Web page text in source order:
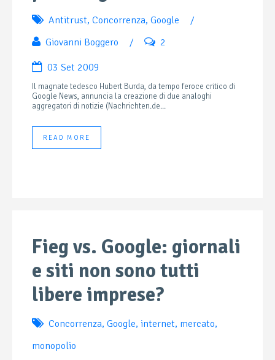
Antitrust, Concorrenza, Google
/
Giovanni Boggero
/ 2
03 Set 2009
Il magnate tedesco Hubert Burda, da tempo feroce critico di
Google News, annuncia la creazione di due analoghi
aggregatori di notizie (Nachrichten.de...
READ MORE
Fieg vs. Google: giornali
e siti non sono tutti
libere imprese?
Concorrenza, Google, internet, mercato,
monopolio